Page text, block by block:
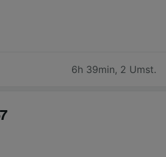
6h 39min, 2 Umst.